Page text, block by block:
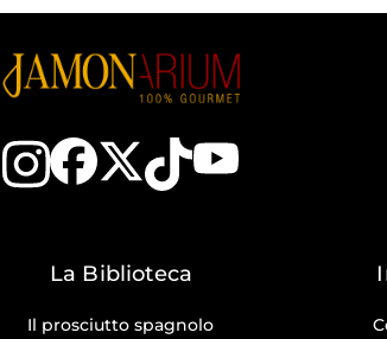
La Biblioteca
Il prosciutto spagnolo